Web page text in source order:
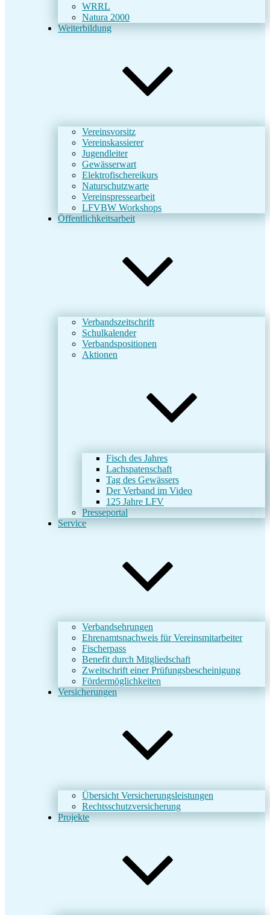
WRRL
Natura 2000
Weiterbildung
Vereinsvorsitz
Vereinskassierer
Jugendleiter
Gewässerwart
Elektrofischereikurs
Naturschutzwarte
Vereinspressearbeit
LFVBW Workshops
Öffentlichkeitsarbeit
Verbandszeitschrift
Schulkalender
Verbandspositionen
Aktionen
Fisch des Jahres
Lachspatenschaft
Tag des Gewässers
Der Verband im Video
125 Jahre LFV
Presseportal
Service
Verbandsehrungen
Ehrenamtsnachweis für Vereinsmitarbeiter
Fischerpass
Benefit durch Mitgliedschaft
Zweitschrift einer Prüfungsbescheinigung
Fördermöglichkeiten
Versicherungen
Übersicht Versicherungsleistungen
Rechtsschutzversicherung
Projekte